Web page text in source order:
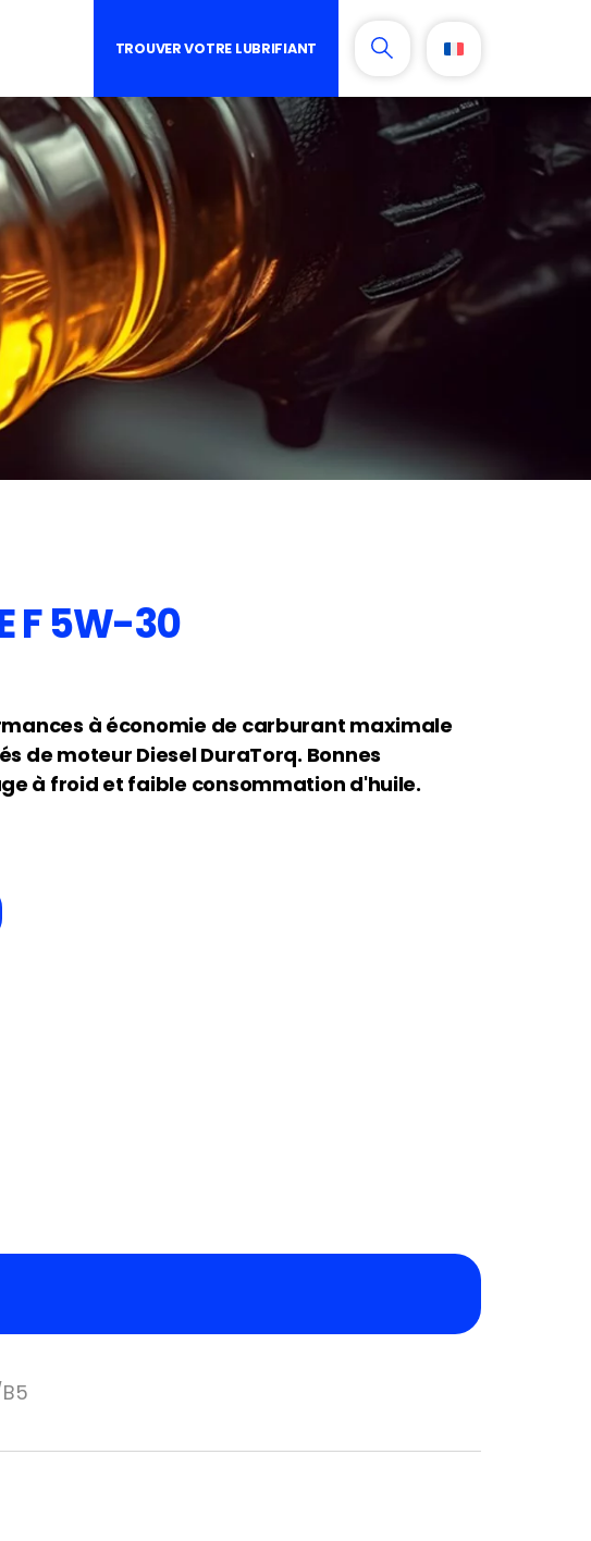
TROUVER VOTRE LUBRIFIANT
F 5W-30
à économie de carburant maximale
de moteur Diesel DuraTorq. Bonnes
à froid et faible consommation d'huile.